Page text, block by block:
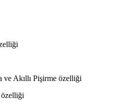
ve Akıllı Pişirme özelliği